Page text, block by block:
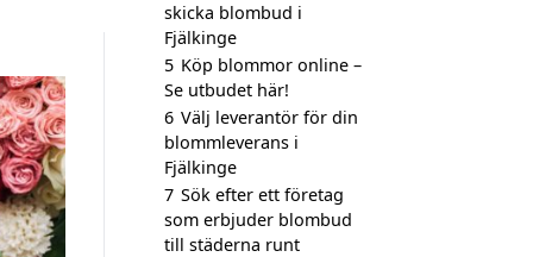
skicka blombud i
Fjälkinge
5 Köp blommor online –
Se utbudet här!
6 Välj leverantör för din
blommleverans i
Fjälkinge
7 Sök efter ett företag
som erbjuder blombud
till städerna runt